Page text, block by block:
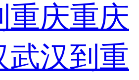
重庆重庆
武汉到重